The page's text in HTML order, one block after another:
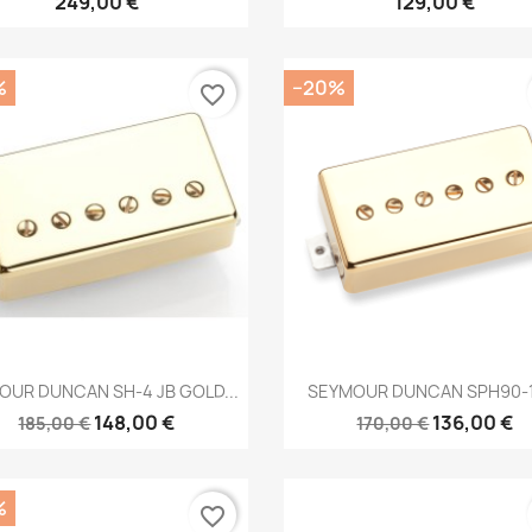
 Brzi pregled
DUNCAN SH-4 JB GOLD...
185,00 €148,00 €
favorite_border
Brzi pregled
SEYMOUR DUNCAN SPH90-
170,00 €136,00 €
−20%
favorite_border